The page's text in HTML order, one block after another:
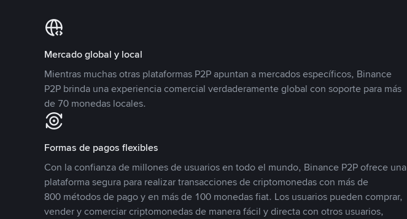
Mercado global y local
Mientras muchas otras plataformas P2P apuntan a mercados específicos, Binance
P2P brinda una experiencia comercial verdaderamente global con soporte para más
de 70 monedas locales.
Formas de pagos flexibles
Con la confianza de millones de usuarios en todo el mundo, Binance P2P ofrece una
plataforma segura para realizar transacciones de criptomonedas con más de
800 métodos de pago y en más de 100 monedas fiat. Los usuarios pueden comprar,
vender y comerciar criptomonedas de manera fácil y directa con otros usuarios,